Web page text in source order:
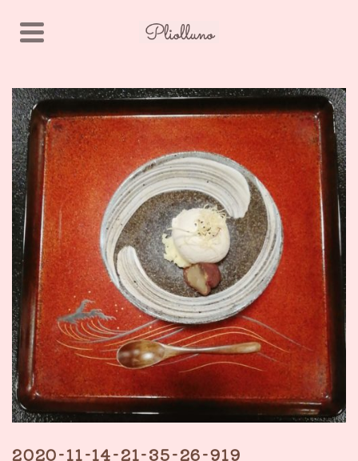
2020-11-14-21-35-26-919